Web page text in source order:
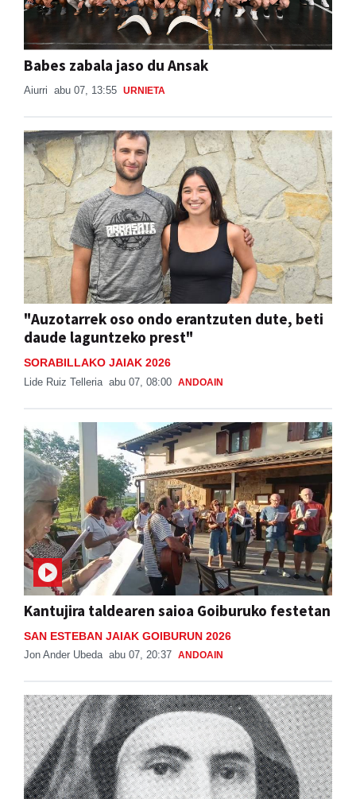
Babes zabala jaso du Ansak
Aiurri abu 07, 13:55 URNIETA
"Auzotarrek oso ondo erantzuten dute, beti
daude laguntzeko prest"
SORABILLAKO JAIAK 2026
Lide Ruiz Telleria abu 07, 08:00 ANDOAIN
Kantujira taldearen saioa Goiburuko festetan
SAN ESTEBAN JAIAK GOIBURUN 2026
Jon Ander Ubeda abu 07, 20:37 ANDOAIN